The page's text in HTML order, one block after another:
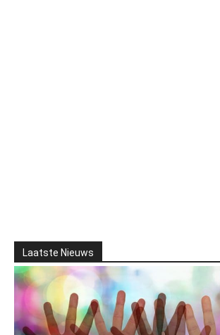
Laatste Nieuws